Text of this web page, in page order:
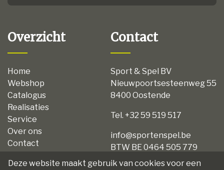
Overzicht
Home
Webshop
Catalogus
Realisaties
Service
Over ons
Contact
Disclaimer
Contact
Sport & Spel BV
Nieuwpoortsesteenweg 55
8400 Oostende
Tel. +32 59 519 517
info@sportenspel.be
BTW BE 0464 505 779
Deze website maakt gebruik van cookies voor een